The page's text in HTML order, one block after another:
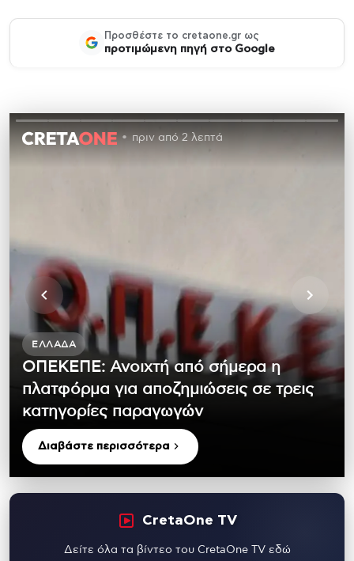
Προσθέστε το cretaone.gr ως
προτιμώμενη πηγή στο Google
πριν από 2 λεπτά
ΕΛΛΆΔΑ
ΟΠΕΚΕΠΕ: Ανοιχτή από σήμερα η
πλατφόρμα για αποζημιώσεις σε τρεις
κατηγορίες παραγωγών
Διαβάστε περισσότερα
CretaOne TV
Δείτε όλα τα βίντεο του CretaOne TV εδώ